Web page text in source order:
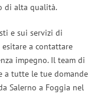
di alta qualità.
e sui servizi di
a contattare
impegno. Il team di
a tutte le tue domande
Salerno a Foggia nel